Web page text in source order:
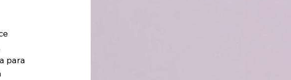
para